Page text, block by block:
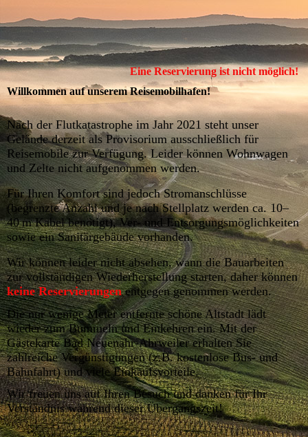
Eine Reservierung ist nicht möglich!
Willkommen auf unserem Reisemobilhafen!
Nach der Flutkatastrophe im Jahr 2021 steht unser
Gelände derzeit als Provisorium ausschließlich für
Reisemobile zur Verfügung. Leider können Wohnwagen
und Zelte nicht aufgenommen werden.
Für Ihren Komfort sind jedoch Stromanschlüsse
(begrenzte Anzahl und je nach Stellplatz werden ca. 10–
40 m Kabel benötigt), Ver- und Entsorgungsmöglichkeiten
sowie ein Sanitärgebäude vorhanden.
Wir können leider nicht absehen, wann die Bauarbeiten
zur vollständigen Wiederherstellung starten, daher können
keine Reservierungenentgegen genommen werden.
Die nur wenige Meter entfernte schöne Altstadt lädt
wieder zum Bummeln und Einkehren ein. Mit der
Gästekarte Bad Neuenahr-Ahrweiler erhalten Sie
zahlreiche Vergünstigungen (z.B. kostenlose Bus- und
Bahnfahrt) und viele Einkaufsvorteile.
Wir freuen uns auf Ihren Besuch und danken für Ihr
Verständnis während dieser Übergangszeit!